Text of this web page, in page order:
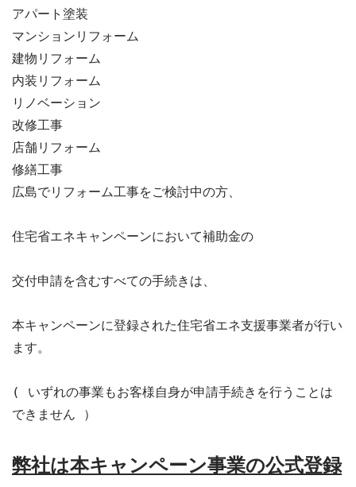
アパート塗装
マンションリフォーム
建物リフォーム
内装リフォーム
リノベーション
改修工事
店舗リフォーム
修繕工事
広島でリフォーム工事をご検討中の方、
住宅省エネキャンペーンにおいて補助金の
交付申請を含むすべての手続きは、
本キャンペーンに登録された住宅省エネ支援事業者が行い
ます。
( いずれの事業もお客様自身が申請手続きを行うことは
できません ）
弊社は本キャンペーン事業の公式登録